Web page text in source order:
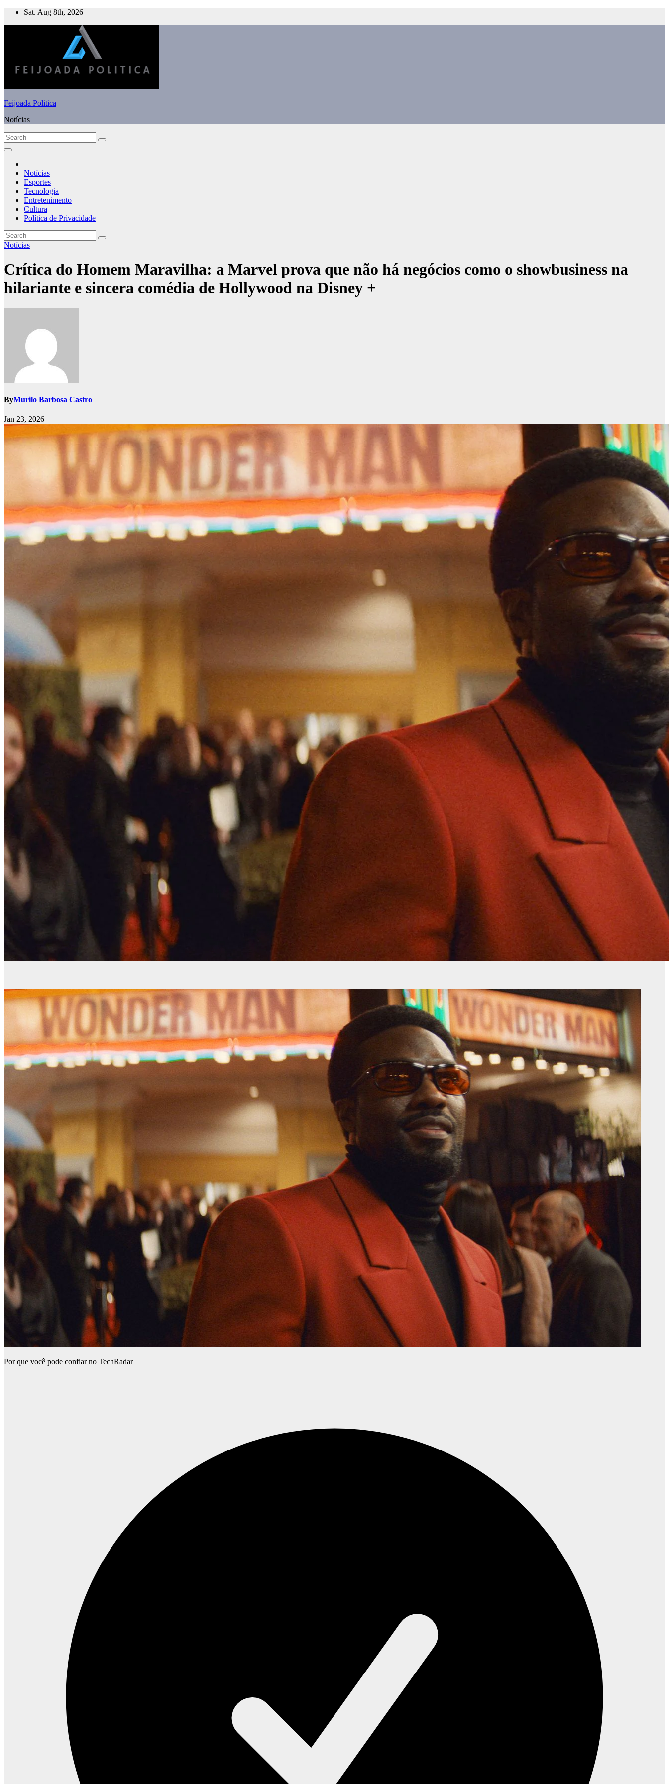
Skip
Sat. Aug 8th, 2026
Feijoada Politica
Notícias
Notícias
Esportes
Tecnologia
Entretenimento
Cultura
Política de Privacidade
Notícias
Crítica do Homem Maravilha: a Marvel prova que não há negócios como o showbusiness na
hilariante e sincera comédia de Hollywood na Disney +
ByMurilo Barbosa Castro
Jan 23, 2026
Por que você pode confiar no TechRadar